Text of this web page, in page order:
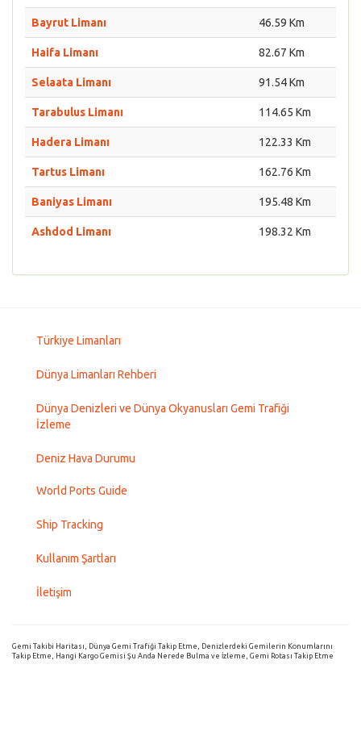
Bayrut Limanı 46.59 Km
Haifa Limanı 82.67 Km
Selaata Limanı 91.54 Km
Tarabulus Limanı 114.65 Km
Hadera Limanı 122.33 Km
Tartus Limanı 162.76 Km
Baniyas Limanı 195.48 Km
Ashdod Limanı 198.32 Km
Türkiye Limanları
Dünya Limanları Rehberi
Dünya Denizleri ve Dünya Okyanusları Gemi Trafiği
İzleme
Deniz Hava Durumu
World Ports Guide
Ship Tracking
Kullanım Şartları
İletişim
Gemi Takibi Haritası, Dünya Gemi Trafiği Takip Etme, Denizlerdeki Gemilerin Konumlarını
Takip Etme, Hangi Kargo Gemisi Şu Anda Nerede Bulma ve İzleme, Gemi Rotası Takip Etme